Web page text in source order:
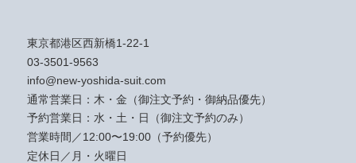
東京都港区西新橋1-22-1
03-3501-9563
info@new-yoshida-suit.com
通常営業日：木・金（御注文予約・御納品優先）
予約営業日：水・土・日（御注文予約のみ）
営業時間／12:00〜19:00（予約優先）
定休日／月・火曜日